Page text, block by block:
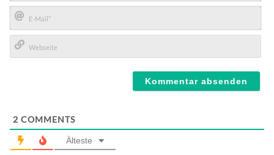
Name*
E-
Mail*
2 COMMENTS
Älteste